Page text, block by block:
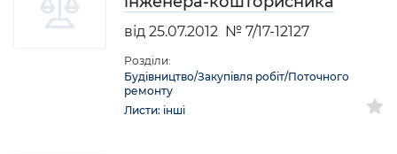
від 25.07.2012 № 7/17-12127
Розділи:
Будівництво/Закупівля робіт/Поточного
ремонту
Листи: інші